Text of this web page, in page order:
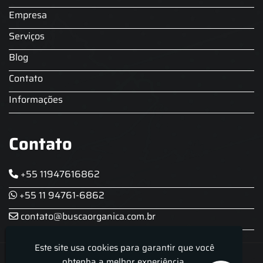
Empresa
Serviços
Blog
Contato
Informações
Contato
+55 11947616862
+55 11 94761-6862
contato@buscaorganica.com.br
Roda do Chopp - Aluguel De Chopeira
Este site usa cookies para garantir que você